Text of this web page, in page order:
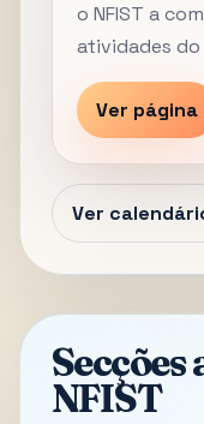
o NFIST a
atividades do
Ver página
Ver
NFIST